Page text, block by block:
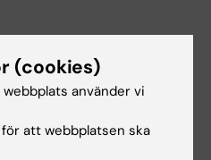
könshormonerna
I ett
vi transindivider i
(cookies)
använder vi
för att webbplatsen ska